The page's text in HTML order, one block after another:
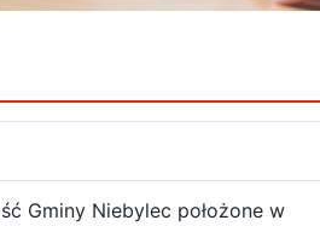
Gminy Niebylec położone w